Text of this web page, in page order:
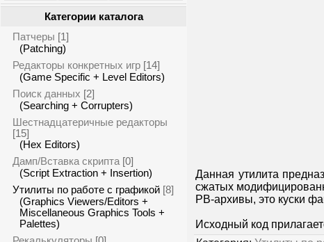
Категории каталога
Патчеры [1]
(Patching)
Редакторы конкретных игр [14]
(Game Specific + Level Editors)
Поиск данных [2]
(Searching + Corrupters)
Шестнадцатеричные редакторы
[15]
(Hex Editors)
Дамп/Вставка скрипта [0]
(Script Extraction + Insertion)
Утилиты по работе с графикой [8]
(Graphics Viewers/Editors +
Miscellaneous Graphics Tools +
Palettes)
Данная утилита
сжатых
PB-архивы, это куски
Исходный код